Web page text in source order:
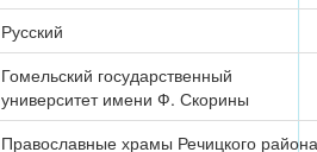
Русский
Гомельский государственный
университет имени Ф. Скорины
Православные храмы Речицкого